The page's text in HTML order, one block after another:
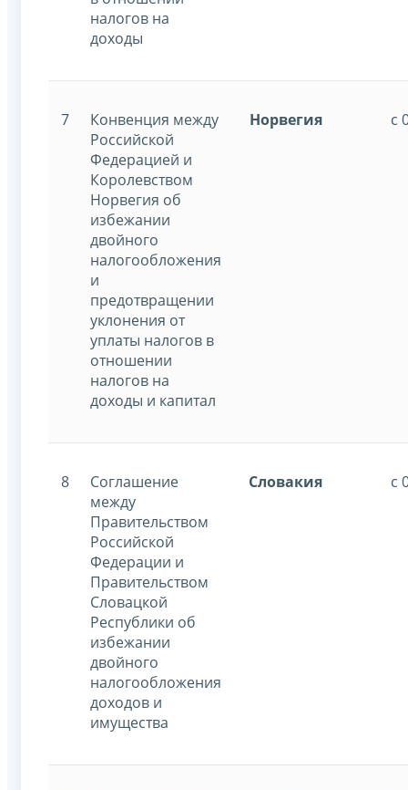
налогов на
доходы
7
Конвенция между
Российской
Федерацией и
Королевством
Норвегия об
избежании
двойного
налогообложения
и
предотвращении
уклонения от
уплаты налогов в
отношении
налогов на
доходы и капитал
Норвегия с
8
Соглашение
между
Правительством
Российской
Федерации и
Правительством
Словацкой
Республики об
избежании
двойного
налогообложения
доходов и
имущества
Словакия с